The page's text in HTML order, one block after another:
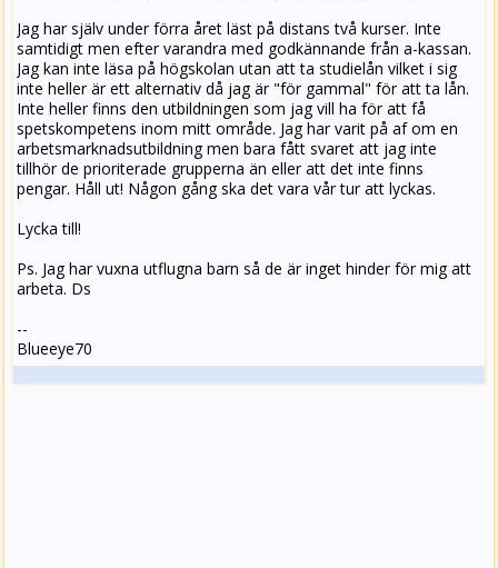
Jag har själv under förra året läst på distans två kurser. Inte
samtidigt men efter varandra med godkännande från a-kassan.
Jag kan inte läsa på högskolan utan att ta studielån vilket i sig
inte heller är ett alternativ då jag är "för gammal" för att ta lån.
Inte heller finns den utbildningen som jag vill ha för att få
spetskompetens inom mitt område. Jag har varit på af om en
arbetsmarknadsutbildning men bara fått svaret att jag inte
tillhör de prioriterade grupperna än eller att det inte finns
pengar. Håll ut! Någon gång ska det vara vår tur att lyckas.
Lycka till!
Ps. Jag har vuxna utflugna barn så de är inget hinder för mig att
arbeta. Ds
--
Blueeye70